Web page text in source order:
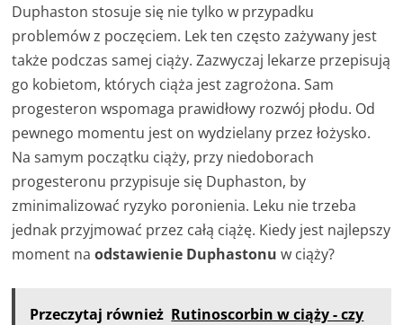
Duphaston stosuje się nie tylko w przypadku
problemów z poczęciem. Lek ten często zażywany jest
także podczas samej ciąży. Zazwyczaj lekarze przepisują
go kobietom, których ciąża jest zagrożona. Sam
progesteron wspomaga prawidłowy rozwój płodu. Od
pewnego momentu jest on wydzielany przez łożysko.
Na samym początku ciąży, przy niedoborach
progesteronu przypisuje się Duphaston, by
zminimalizować ryzyko poronienia. Leku nie trzeba
jednak przyjmować przez całą ciążę. Kiedy jest najlepszy
moment naodstawienie Duphastonuw ciąży?
Przeczytaj również Rutinoscorbin w ciąży - czy